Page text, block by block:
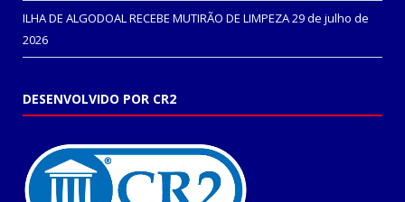
ILHA DE ALGODOAL RECEBE MUTIRÃO DE LIMPEZA29 de julho de
2026
DESENVOLVIDO POR CR2